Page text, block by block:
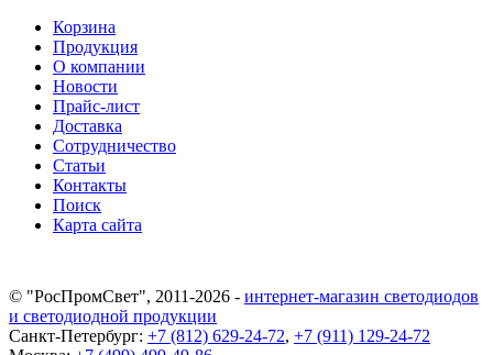
Корзина
Продукция
О компании
Новости
Прайс-лист
Доставка
Сотрудничество
Статьи
Контакты
Поиск
Карта сайта
© "РосПромСвет", 2011-2026 - интернет-магазин светодиодов
и светодиодной продукции
Санкт-Петербург: +7 (812) 629-24-72, +7 (911) 129-24-72